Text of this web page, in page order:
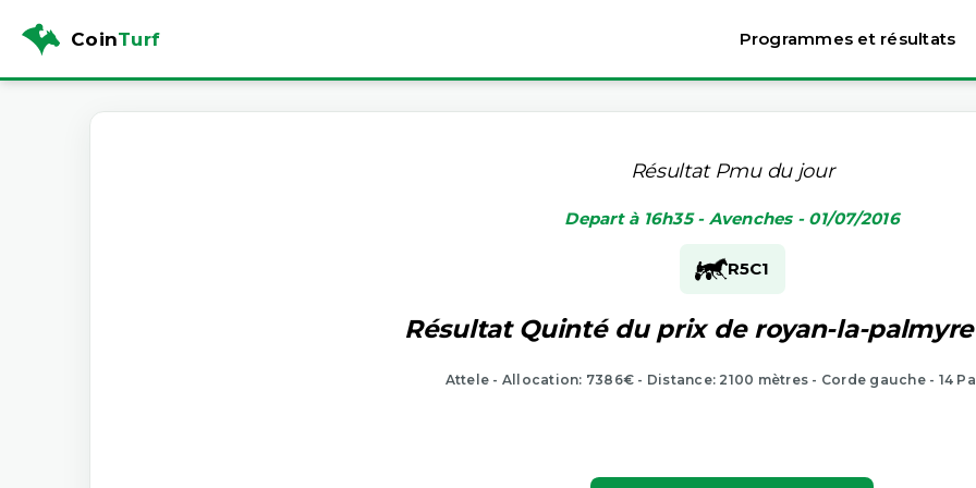
CoinTurf Programmes et résultats
Résultat Pmu du jour
Depart à 16h35 - Avenches - 01/07/2016
R5C1
Résultat Quinté du prix de royan-la-
Attele - Allocation: 7386€ - Distance: 2100 mètres - Corde gauche - 14